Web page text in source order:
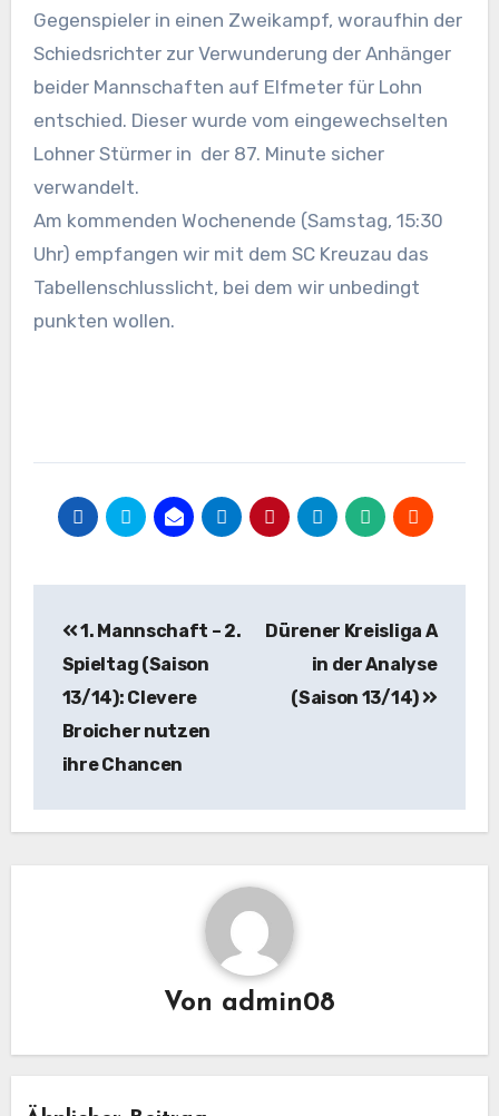
Gegenspieler in einen Zweikampf, woraufhin der
Schiedsrichter zur Verwunderung der Anhänger
beider Mannschaften auf Elfmeter für Lohn
entschied. Dieser wurde vom eingewechselten
Lohner Stürmer in der 87. Minute sicher
verwandelt.
Am kommenden Wochenende (Samstag, 15:30
Uhr) empfangen wir mit dem SC Kreuzau das
Tabellenschlusslicht, bei dem wir unbedingt
punkten wollen.
1. Mannschaft – 2.
Spieltag (Saison
13/14): Clevere
Broicher nutzen
ihre Chancen
Dürener Kreisliga A
in der Analyse
(Saison 13/14)
Von admin08